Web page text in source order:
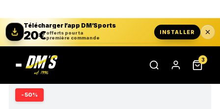
Télécharger l’app DM’Sports
20€offerts pour ta
première commande
INSTALLER
3
-50%